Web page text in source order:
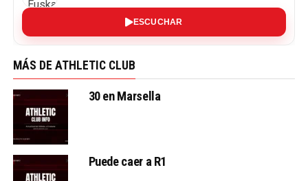
ESCUCHAR
MÁS DE ATHLETIC CLUB
30 en Marsella
Puede caer a R1